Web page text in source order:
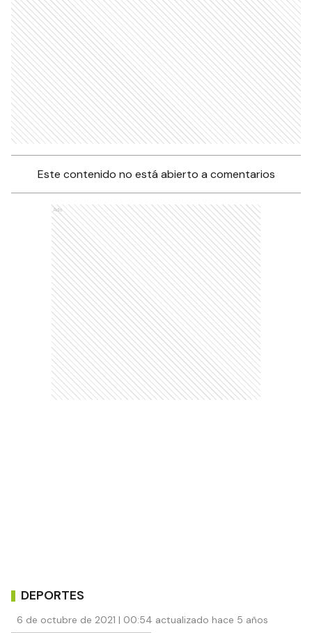
Este contenido no está abierto a comentarios
Ads
DEPORTES
6 de octubre de 2021 | 00:54 actualizado hace 5 años